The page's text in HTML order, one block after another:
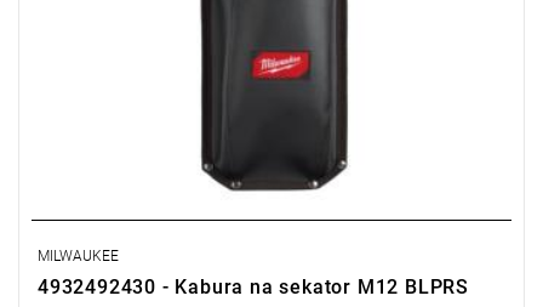
MILWAUKEE
4932492430 - Kabura na sekator M12 BLPRS